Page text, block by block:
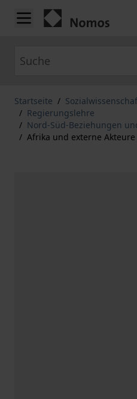
Zum Inhalt springen
Startseite /
/ Regierungslehre
/ Nord-Süd-Beziehungen
/ Afrika und externe